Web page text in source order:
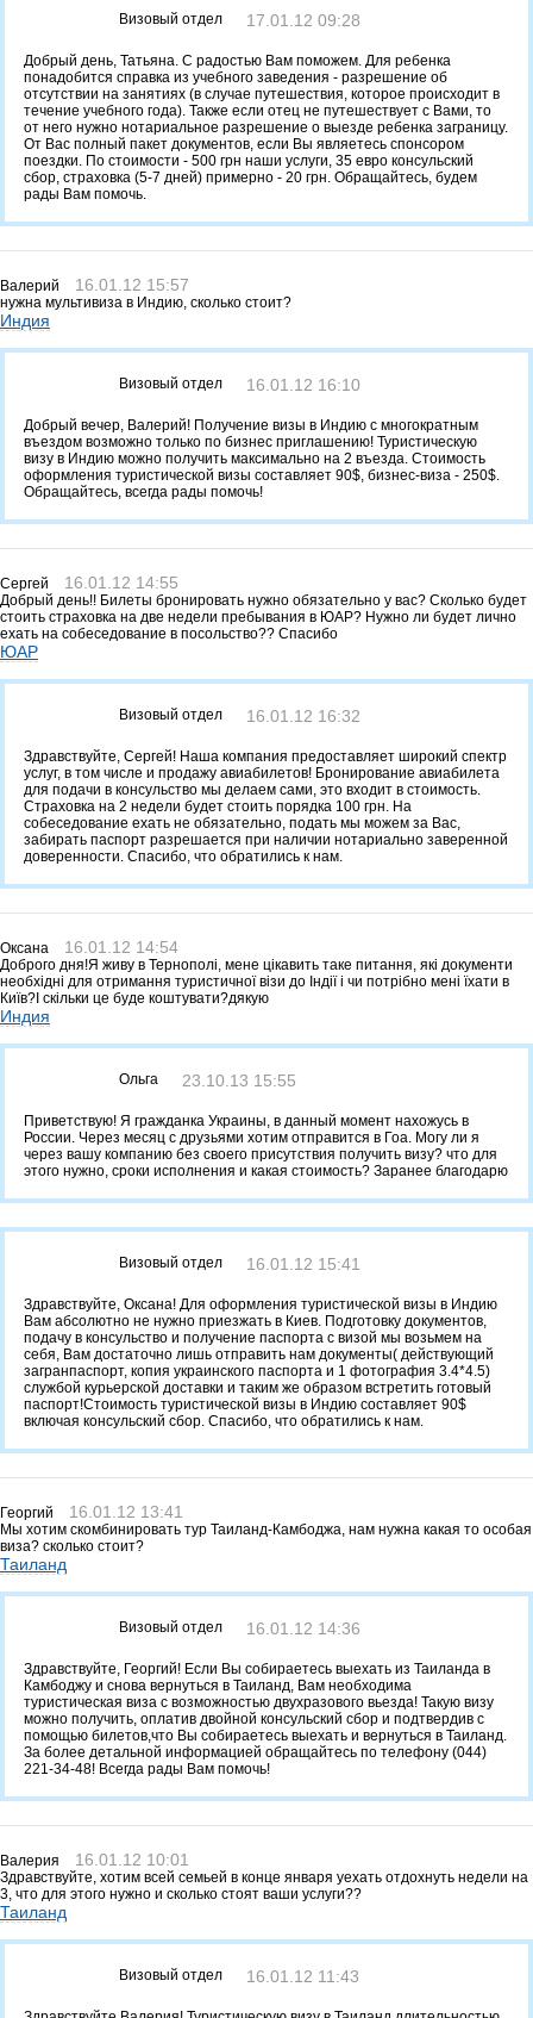
Визовый отдел 17.01.12 09:28
Добрый день, Татьяна. С радостью Вам поможем. Для ребенка
понадобится справка из учебного заведения - разрешение об
отсутствии на занятиях (в случае путешествия, которое происходит в
течение учебного года). Также если отец не путешествует с Вами, то
от него нужно нотариальное разрешение о выезде ребенка заграницу.
От Вас полный пакет документов, если Вы являетесь спонсором
поездки. По стоимости - 500 грн наши услуги, 35 евро консульский
сбор, страховка (5-7 дней) примерно - 20 грн. Обращайтесь, будем
рады Вам помочь.
Валерий 16.01.12 15:57
нужна мультивиза в Индию, сколько стоит?
Индия
Визовый отдел 16.01.12 16:10
Добрый вечер, Валерий! Получение визы в Индию с многократным
въездом возможно только по бизнес приглашению! Туристическую
визу в Индию можно получить максимально на 2 въезда. Стоимость
оформления туристической визы составляет 90$, бизнес-виза - 250$.
Обращайтесь, всегда рады помочь!
Сергей 16.01.12 14:55
Добрый день!! Билеты бронировать нужно обязательно у вас? Сколько будет
стоить страховка на две недели пребывания в ЮАР? Нужно ли будет лично
ехать на собеседование в посольство?? Спасибо
ЮАР
Визовый отдел 16.01.12 16:32
Здравствуйте, Сергей! Наша компания предоставляет широкий спектр
услуг, в том числе и продажу авиабилетов! Бронирование авиабилета
для подачи в консульство мы делаем сами, это входит в стоимость.
Страховка на 2 недели будет стоить порядка 100 грн. На
собеседование ехать не обязательно, подать мы можем за Вас,
забирать паспорт разрешается при наличии нотариально заверенной
доверенности. Спасибо, что обратились к нам.
Оксана 16.01.12 14:54
Доброго дня!Я живу в Тернополі, мене цікавить таке питання, які документи
необхідні для отримання туристичної візи до Індії і чи потрібно мені їхати в
Київ?І скільки це буде коштувати?дякую
Индия
Ольга 23.10.13 15:55
Приветствую! Я гражданка Украины, в данный момент нахожусь в
России. Через месяц с друзьями хотим отправится в Гоа. Могу ли я
через вашу компанию без своего присутствия получить визу? что для
этого нужно, сроки исполнения и какая стоимость? Заранее благодарю
Визовый отдел 16.01.12 15:41
Здравствуйте, Оксана! Для оформления туристической визы в Индию
Вам абсолютно не нужно приезжать в Киев. Подготовку документов,
подачу в консульство и получение паспорта с визой мы возьмем на
себя, Вам достаточно лишь отправить нам документы( действующий
загранпаспорт, копия украинского паспорта и 1 фотография 3.4*4.5)
службой курьерской доставки и таким же образом встретить готовый
паспорт!Стоимость туристической визы в Индию составляет 90$
включая консульский сбор. Спасибо, что обратились к нам.
Георгий 16.01.12 13:41
Мы хотим скомбинировать тур Таиланд-Камбоджа, нам нужна какая то особая
виза? сколько стоит?
Таиланд
Визовый отдел 16.01.12 14:36
Здравствуйте, Георгий! Если Вы собираетесь выехать из Таиланда в
Камбоджу и снова вернуться в Таиланд, Вам необходима
туристическая виза с возможностью двухразового вьезда! Такую визу
можно получить, оплатив двойной консульский сбор и подтвердив с
помощью билетов,что Вы собираетесь выехать и вернуться в Таиланд.
За более детальной информацией обращайтесь по телефону (044)
221-34-48! Всегда рады Вам помочь!
Валерия 16.01.12 10:01
Здравствуйте, хотим всей семьей в конце января уехать отдохнуть недели на
3, что для этого нужно и сколько стоят ваши услуги??
Таиланд
Визовый отдел 16.01.12 11:43